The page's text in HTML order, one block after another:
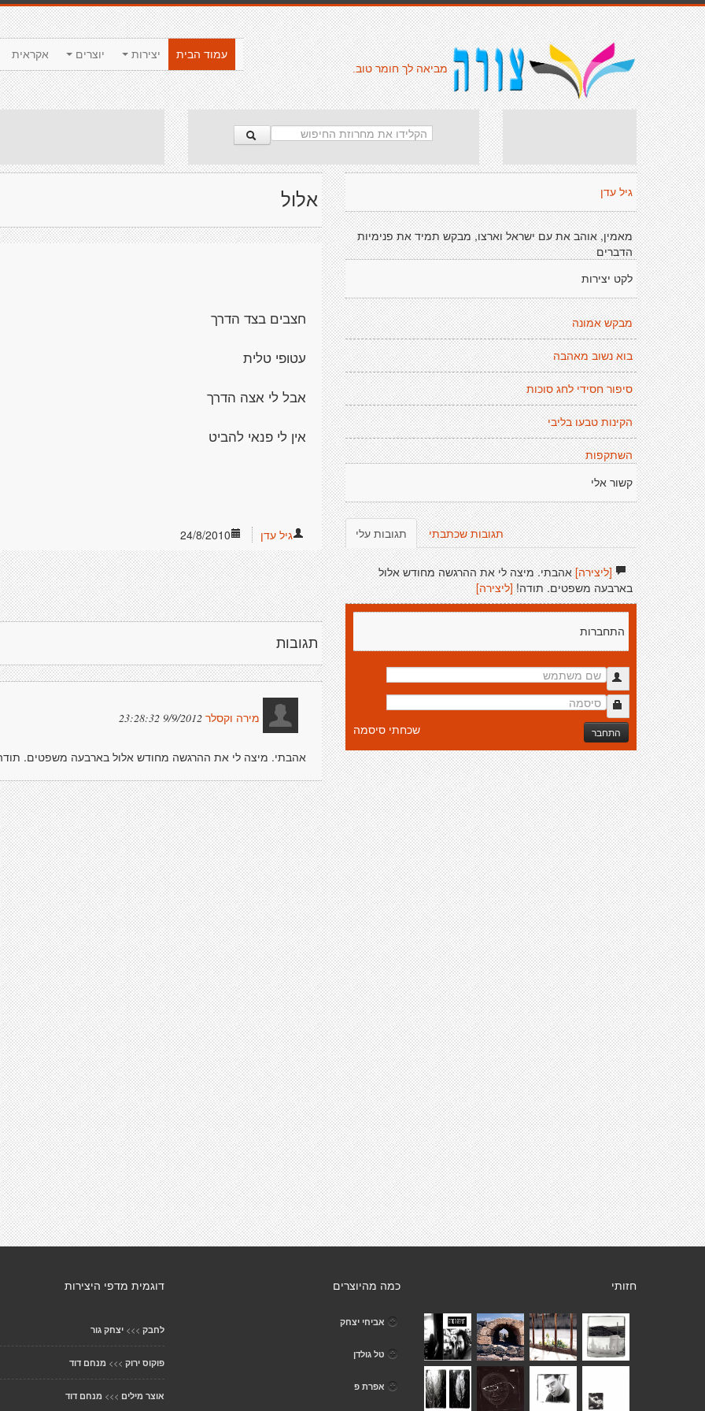
אקראית יוצרים יצירות
עמוד הבית
מביאה לך חומר טוב.
אלול
חצבים בצד הדרך
עטופי טלית
אבל לי אצה הדרך
אין לי פנאי להביט
24/8/2010 גיל עדן
תגובות
מירה וקסלר 9/9/2012 23:28:32
אהבתי. מיצה לי את ההרגשה מחודש אלול בארבעה משפטים.
גיל עדן
מאמין, אוהב את עם ישראל וארצו, מבקש תמיד את פנימיות
הדברים
לקט יצירות
מבקש אמונה
בוא נשוב מאהבה
סיפור חסידי לחג סוכות
הקינות טבעו בליבי
השתקפות
קשור אלי
תגובות עלי תגובות שכתבתי
[ליצירה]אהבתי. מיצה לי את ההרגשה מחודש אלול
בארבעה משפטים. תודה! [ליצירה]
התחברות
התחבר שכחתי סיסמה
דוגמית מדפי היצירות
לחבק >>> יצחק גור
פוקוס ירוק >>> מנחם דוד
אוצר מילים >>> מנחם דוד
כמה מהיוצרים
אביחי יצחק
טל גולדן
אפרת פ
חזותי